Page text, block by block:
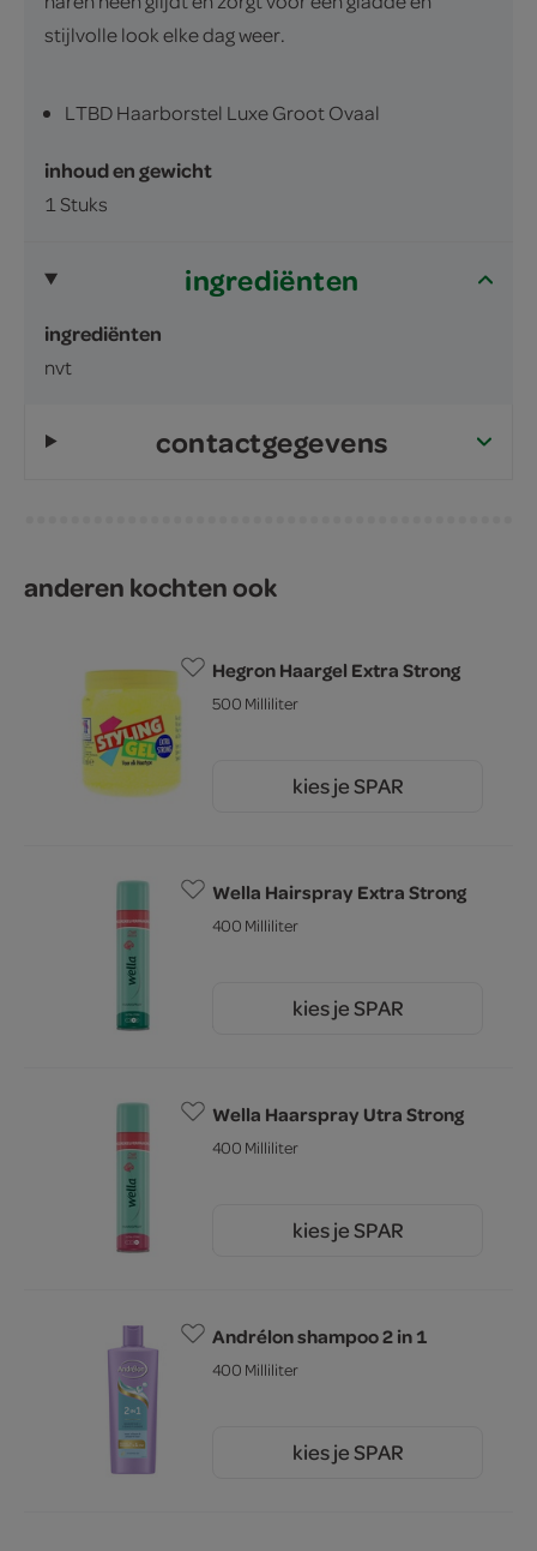
stijlvolle look elke dag weer.
LTBD Haarborstel Luxe Groot Ovaal
inhoud en gewicht
1 Stuks
ingrediënten
ingrediënten
nvt
contactgegevens
anderen kochten ook
Hegron Haargel Extra Strong
500 Milliliter
kies je SPAR
Wella Hairspray Extra Strong
400 Milliliter
kies je SPAR
Wella Haarspray Utra Strong
400 Milliliter
kies je SPAR
Andrélon shampoo 2 in 1
400 Milliliter
kies je SPAR